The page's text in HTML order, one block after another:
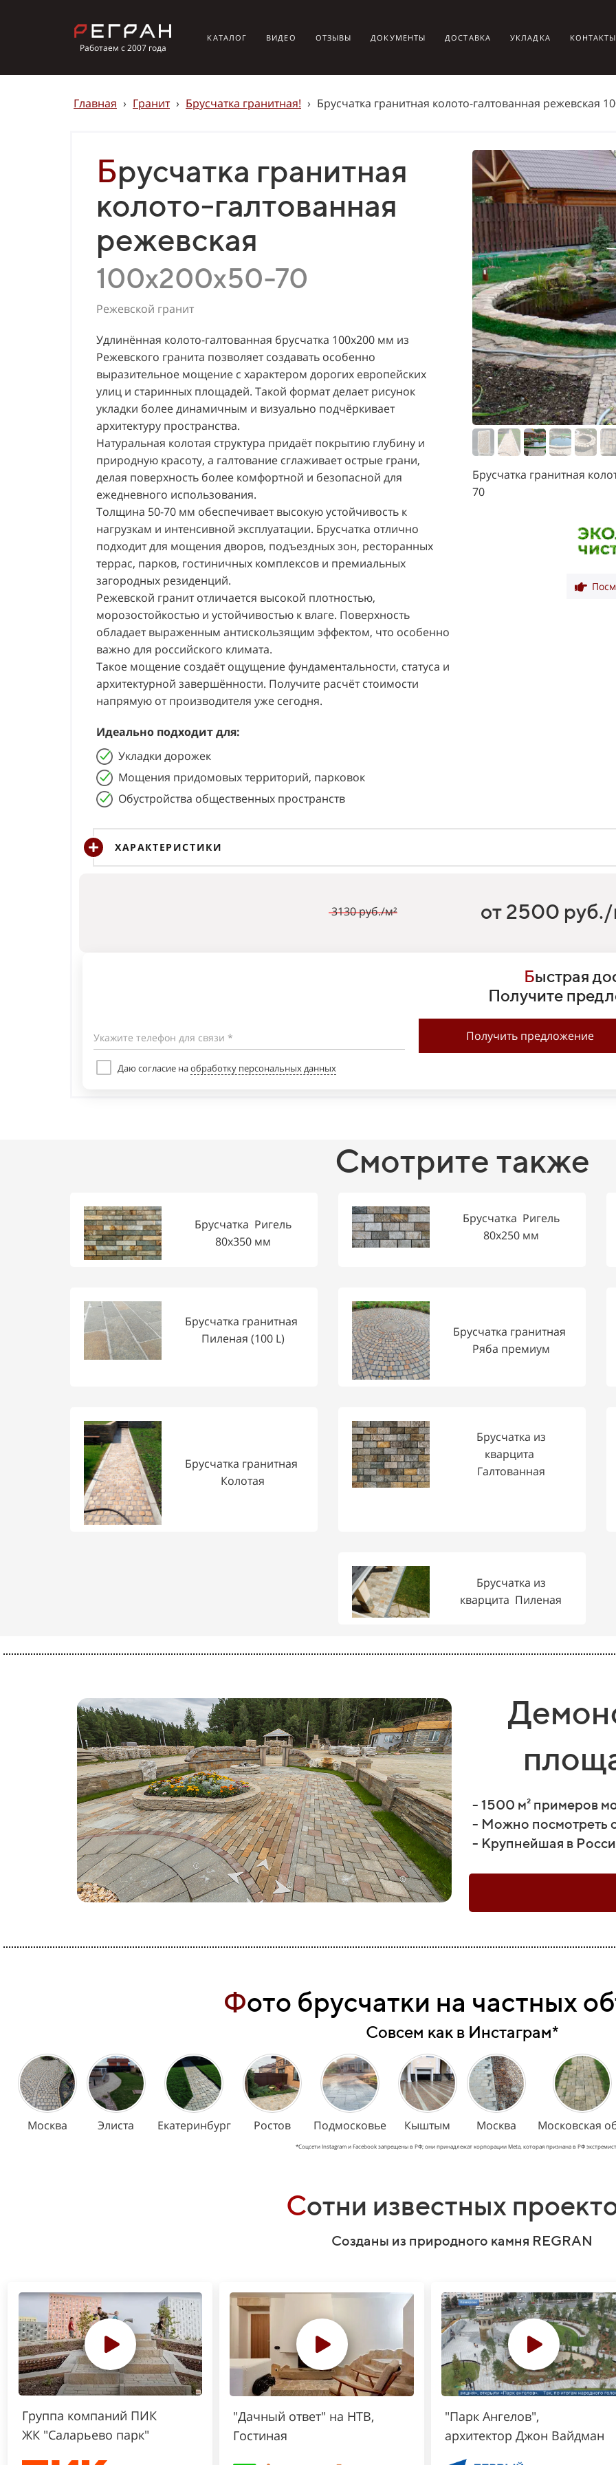
Работаем с 2007 года
КАТАЛОГ ВИДЕО ОТЗЫВЫ ДОКУМЕНТЫ ДОСТАВКА УКЛАДКА КОНТАКТЫ
Главная › Гранит › Брусчатка гранитная! › Брусчатка гранитная колото-галтованная режевская
Брусчатка гранитная
колото-галтованная
режевская
100х200х50-70
Режевской гранит
Удлинённая колото-галтованная брусчатка 100х200 мм из
Режевского гранита позволяет создавать особенно
выразительное мощение с характером дорогих европейских
улиц и старинных площадей. Такой формат делает рисунок
укладки более динамичным и визуально подчёркивает
архитектуру пространства.
Натуральная колотая структура придаёт покрытию глубину и
природную красоту, а галтование сглаживает острые грани,
делая поверхность более комфортной и безопасной для
ежедневного использования.
Толщина 50-70 мм обеспечивает высокую устойчивость к
нагрузкам и интенсивной эксплуатации. Брусчатка отлично
подходит для мощения дворов, подъездных зон, ресторанных
террас, парков, гостиничных комплексов и премиальных
загородных резиденций.
Режевской гранит отличается высокой плотностью,
морозостойкостью и устойчивостью к влаге. Поверхность
обладает выраженным антискользящим эффектом, что особенно
важно для российского климата.
Такое мощение создаёт ощущение фундаментальности, статуса и
архитектурной завершённости. Получите расчёт стоимости
напрямую от производителя уже сегодня.
Идеально подходит для:
Укладки дорожек
Мощения придомовых территорий, парковок
Обустройства общественных пространств
Брусчатка гранитная
70
ХАРАКТЕРИСТИКИ
3130 руб./м² от 2500 руб./
Быстрая
Получите
Укажите телефон для связи * Получить предложение
Даю согласие наобработку персональных данных
Смотрите также
Брусчатка Ригель
80х350 мм
Брусчатка Ригель
80х250 мм
Брусчатка гранитная
Пиленая (100 L)
Брусчатка гранитная
Ряба премиум
Брусчатка гранитная
Колотая
Брусчатка из
кварцита
Галтованная
Брусчатка из
кварцита Пиленая
- 1500 м² примеров
- Можно посмотреть
- Крупнейшая в
Фото брусчатки на частных
Совсем как в Инстаграм*
Москва Элиста Екатеринбург Ростов Подмосковье Кыштым Москва Московская
*Соцсети Instagram и Facebook запрещены в РФ; они принадлежат корпорации Meta, которая признана в РФ
Сотни известных
Созданы из природного камня REGRAN
Группа компаний ПИК
ЖК "Саларьево парк"
"Дачный ответ" на НТВ,
Гостиная
"Парк Ангелов",
архитектор Джон Вайдман